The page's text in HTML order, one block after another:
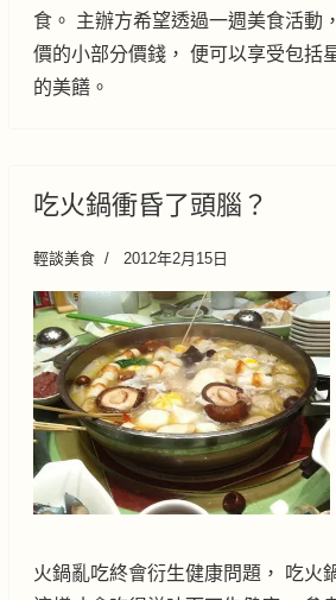
食。 主辦方希望透過一週美食活動
價的小部分價錢， 便可以享受包括
的美饍。
吃火鍋衝昏了頭腦？
輕談美食 2012年2月15日
火鍋亂吃終會衍生健康問題， 吃火